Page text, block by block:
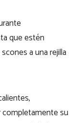
que estén
a una rejilla
completamente su